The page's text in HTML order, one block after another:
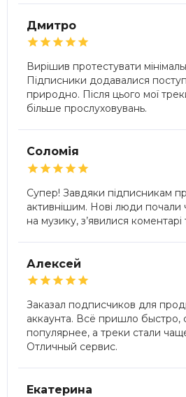
Дмитро

Вирішив протестувати
Підписники додавалися
природно. Після цього мої
більше прослуховувань.
Соломія

Супер! Завдяки підписникам
активнішим. Нові люди почали
на музику, з’явилися
Алексей

Заказал подписчиков для
аккаунта. Всё пришло быстро,
популярнее, а треки стали
Отличный сервис.
Екатерина